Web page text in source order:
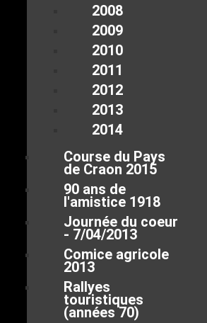
2008
2009
2010
2011
2012
2013
2014
Course du Pays
de Craon 2015
90 ans de
l'amistice 1918
Journée du coeur
- 7/04/2013
Comice agricole
2013
Rallyes
touristiques
(années 70)